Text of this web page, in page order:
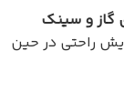
گاز و سینک
راحتی در حین